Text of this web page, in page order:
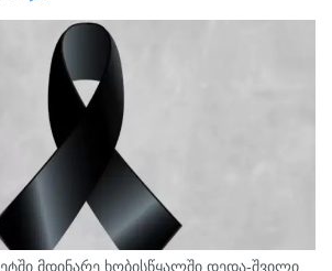
მდი­ნა­რე ხო­ბის­წყალ­ში დედა-შვი­ლი